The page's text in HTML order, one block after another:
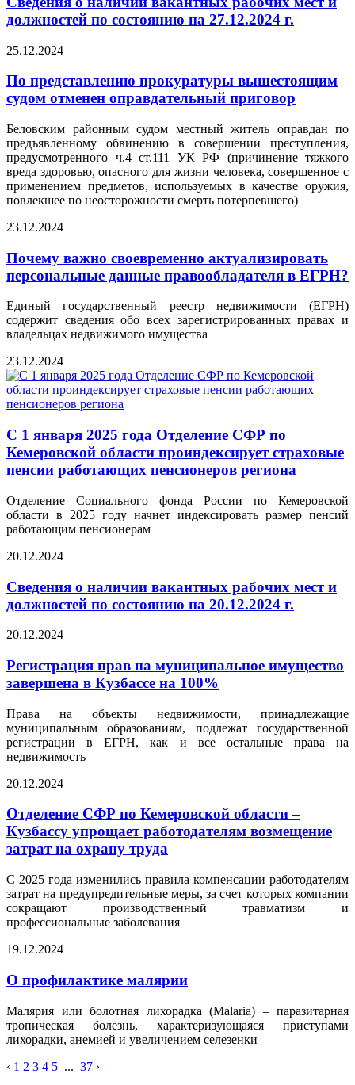
должностей по состоянию на 27.12.2024 г.
25.12.2024
По представлению прокуратуры вышестоящим
судом отменен оправдательный приговор
Беловским районным судом местный житель оправдан по
предъявленному обвинению в совершении преступления,
предусмотренного ч.4 ст.111 УК РФ (причинение тяжкого
вреда здоровью, опасного для жизни человека, совершенное с
применением предметов, используемых в качестве оружия,
повлекшее по неосторожности смерть потерпевшего)
23.12.2024
Почему важно своевременно актуализировать
персональные данные правообладателя в ЕГРН?
Единый государственный реестр недвижимости (ЕГРН)
содержит сведения обо всех зарегистрированных правах и
владельцах недвижимого имущества
23.12.2024
С 1 января 2025 года Отделение СФР по
Кемеровской области проиндексирует страховые
пенсии работающих пенсионеров региона
Отделение Социального фонда России по Кемеровской
области в 2025 году начнет индексировать размер пенсий
работающим пенсионерам
20.12.2024
Сведения о наличии вакантных рабочих мест и
должностей по состоянию на 20.12.2024 г.
20.12.2024
Регистрация прав на муниципальное имущество
завершена в Кузбассе на 100%
Права на объекты недвижимости, принадлежащие
муниципальным образованиям, подлежат государственной
регистрации в ЕГРН, как и все остальные права на
недвижимость
20.12.2024
Отделение СФР по Кемеровской области –
Кузбассу упрощает работодателям возмещение
затрат на охрану труда
С 2025 года изменились правила компенсации работодателям
затрат на предупредительные меры, за счет которых компании
сокращают производственный травматизм и
профессиональные заболевания
19.12.2024
О профилактике малярии
Малярия или болотная лихорадка (Malaria) – паразитарная
тропическая болезнь, характеризующаяся приступами
лихорадки, анемией и увеличением селезенки
‹ 1 2 3 4 5 ... 37 ›